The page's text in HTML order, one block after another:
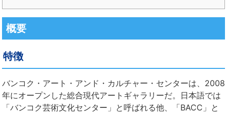
概要
特徴
バンコク・アート・アンド・カルチャー・センターは、2008
年にオープンした総合現代アートギャラリーだ。日本語では
「バンコク芸術文化センター」と呼ばれる他、「BACC」と